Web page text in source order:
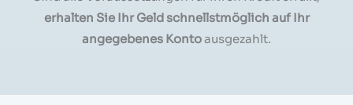
erhalten Sie Ihr Geld schnellstmöglich auf Ihr
angegebenes Kontoausgezahlt.